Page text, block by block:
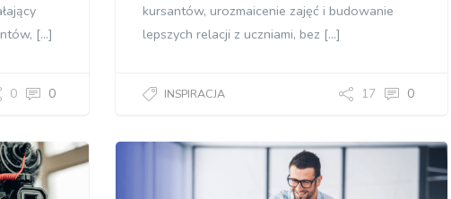
[…]
0 0
kursantów, urozmaicenie zajęć i budowanie
lepszych relacji z uczniami, bez […]
INSPIRACJA 17 0